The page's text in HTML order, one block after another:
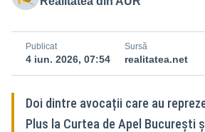
Publicat
4 iun. 2026, 07:54
Sursă
realitatea.net
Doi dintre avocații care au
Plus la Curtea de Apel București